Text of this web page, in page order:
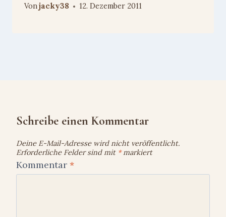
Vonjacky38 12. Dezember 2011
Schreibe einen Kommentar
Deine E-Mail-Adresse wird nicht veröffentlicht.
Erforderliche Felder sind mit *markiert
Kommentar *